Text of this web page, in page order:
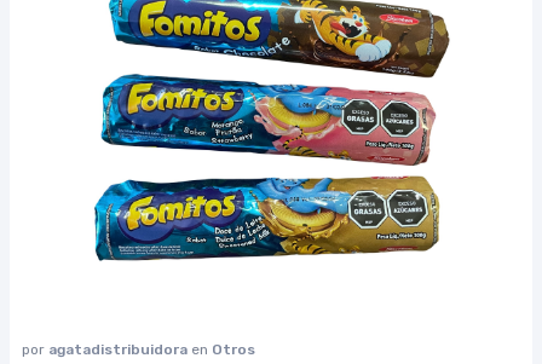
por agatadistribuidora en Otros